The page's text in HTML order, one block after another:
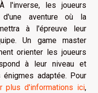
l'inverse, les joueurs
aventure où la
à l'épreuve leur
Un game master
orienter les joueurs
à leur niveau et
adaptée. Pour
plus d'informations ici,